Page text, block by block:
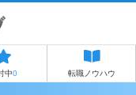
中0 転職ノウハウ